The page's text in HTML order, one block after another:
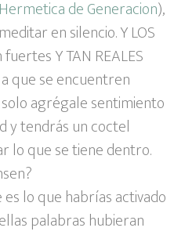
de Generacion),
en silencio. Y LOS
Y TAN REALES
que se encuentren
agrégale sentimiento
y tendrás un coctel
lo que se tiene dentro.
lo que habrías activado
palabras hubieran